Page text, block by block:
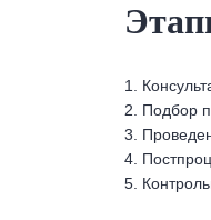
1.
2. Подбор
3.
4.
5.